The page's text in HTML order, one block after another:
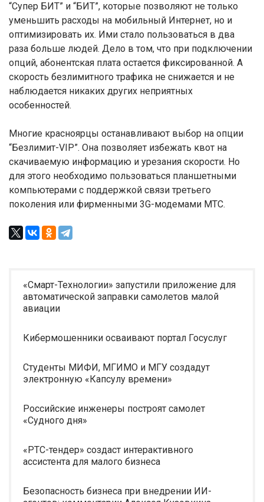
“Супер БИТ” и “БИТ”, которые позволяют не только
уменьшить расходы на мобильный Интернет, но и
оптимизировать их. Ими стало пользоваться в два
раза больше людей. Дело в том, что при подключении
опций, абонентская плата остается фиксированной. А
скорость безлимитного трафика не снижается и не
наблюдается никаких других неприятных
особенностей.
Многие красноярцы останавливают выбор на опции
“Безлимит-VIP”. Она позволяет избежать квот на
скачиваемую информацию и урезания скорости. Но
для этого необходимо пользоваться планшетными
компьютерами с поддержкой связи третьего
поколения или фирменными 3G-модемами MTC.
«Смарт-Технологии» запустили приложение для
автоматической заправки самолетов малой
авиации
Кибермошенники осваивают портал Госуслуг
Студенты МИФИ, МГИМО и МГУ создадут
электронную «Капсулу времени»
Российские инженеры построят самолет
«Судного дня»
«РТС-тендер» создаст интерактивного
ассистента для малого бизнеса
Безопасность бизнеса при внедрении ИИ-